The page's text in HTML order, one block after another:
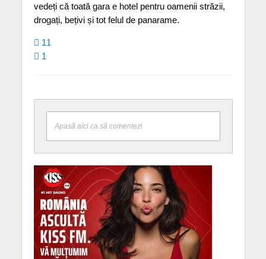
vedeți că toată gara e hotel pentru oamenii străzii,
drogați, bețivi și tot felul de panarame.
11
1
Apasă aici ca să comentezi